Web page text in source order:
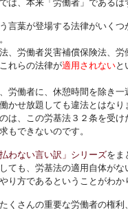
は、本来「労働者」である
言葉が登場する法律がいくつ
、労働者災害補償保険法、労
れらの法律が適用されないと
労働者に、休憩時間を除き
かせ放題しても違法とはなり
は、この労基法３２条を受け
もできないのです。
わない言い訳」シリーズをま
ても、労基法の適用自体が
り方であるということがわか
くさんの重要な労働者の権利